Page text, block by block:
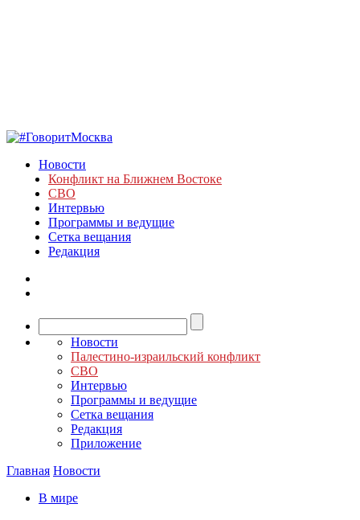
Новости
Конфликт на Ближнем Востоке
СВО
Интервью
Программы и ведущие
Сетка вещания
Редакция
Новости
Палестино-израильский конфликт
СВО
Интервью
Программы и ведущие
Сетка вещания
Редакция
Приложение
Главная Новости
В мире